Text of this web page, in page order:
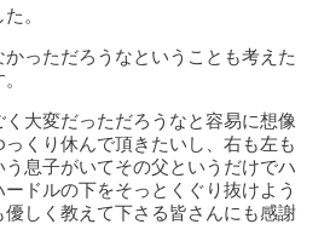
。
っただろうなということも考えた
大変だっただろうなと容易に想像
くり休んで頂きたいし、右も左も
息子がいてその父というだけでハ
ドルの下をそっとくぐり抜けよう
しく教えて下さる皆さんにも感謝